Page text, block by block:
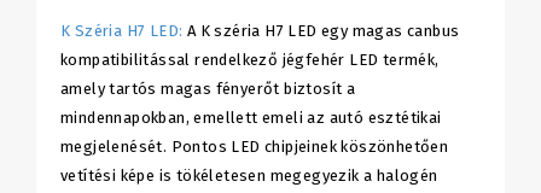
K Széria H7 LED: A K széria H7 LED egy magas canbus
kompatibilitással rendelkező jégfehér LED termék,
amely tartós magas fényerőt biztosít a
mindennapokban, emellett emeli az autó esztétikai
megjelenését. Pontos LED chipjeinek köszönhetően
vetítési képe is tökéletesen megegyezik a halogén